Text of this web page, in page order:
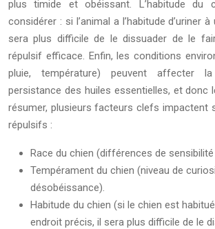
plus timide et obéissant. L’habitude du
considérer : si l’animal a l’habitude d’uriner
sera plus difficile de le dissuader de le
répulsif efficace. Enfin, les conditions
pluie, température) peuvent affecter
persistance des huiles essentielles, et donc
résumer, plusieurs facteurs clefs impactent
répulsifs :
Race du chien (différences de
Tempérament du chien (niveau de
désobéissance).
Habitude du chien (si le chien est
endroit précis, il sera plus difficile de le